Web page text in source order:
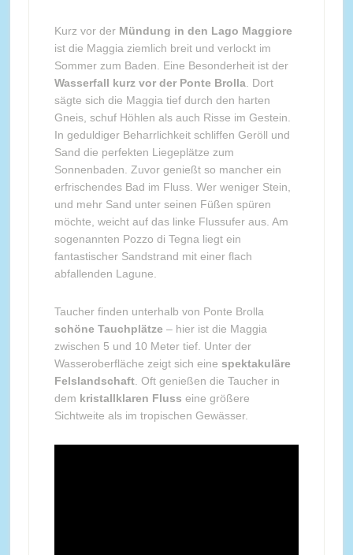
Kurz vor der Mündung in den Lago Maggiore
ist die Maggia ziemlich breit und verlockt im
Sommer zum Baden. Eine Besonderheit ist der
Wasserfall kurz vor der Ponte Brolla. Dort
sägte sich die Maggia tief durch den harten
Gneis, schuf Höhlen als auch Risse im Gestein.
In geduldiger Beharrlichkeit schliffen Geröll und
Sand die perfekten Liegeplätze zum
Sonnenbaden. Zuvor genießt so mancher ein
erfrischendes Bad im Fluss. Wer weniger Stein,
und mehr Sand unter seinen Füßen spüren
möchte, weicht auf das linke Flussufer aus. Am
sogenannten Pozzo di Tegna liegt ein
fantastischer Sandstrand mit einer flach
abfallenden Lagune.
Taucher finden unterhalb von Ponte Brolla
schöne Tauchplätze – hier ist die Maggia
zwischen 5 und 10 Meter tief. Unter der
Wasseroberfläche zeigt sich eine spektakuläre
Felslandschaft. Oft genießen die Taucher in
dem kristallklaren Fluss eine größere
Sichtweite als im tropischen Gewässer.